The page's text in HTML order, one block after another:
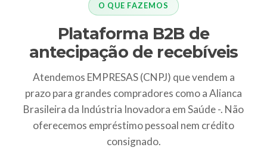
O QUE FAZEMOS
Plataforma B2B de
antecipação de recebíveis
Atendemos EMPRESAS (CNPJ) que vendem a
prazo para grandes compradores como a Alianca
Brasileira da Indústria Inovadora em Saúde -. Não
oferecemos empréstimo pessoal nem crédito
consignado.